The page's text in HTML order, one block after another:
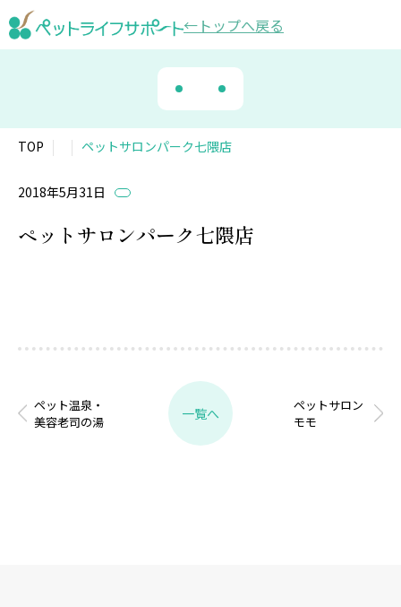
トップへ戻る
TOP ペットサロンパーク七隈店
2018年5月31日
ペットサロンパーク七隈店
ペット温泉・
美容老司の湯
一覧へ
ペットサロン
モモ